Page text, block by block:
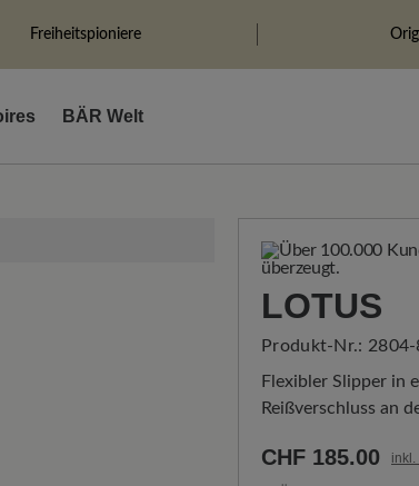
Freiheitspioniere
BÄR Welt
LOTUS
Produkt-Nr.:
Flexibler Slipper in
Reißverschluss an
CHF 185.00 inkl.